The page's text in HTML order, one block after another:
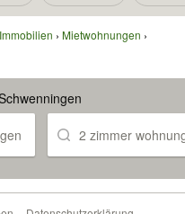
Immobilien Mietwohnungen
2 zimmer